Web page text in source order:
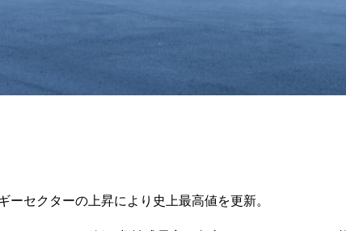
セクターの上昇により史上最高値を更新。